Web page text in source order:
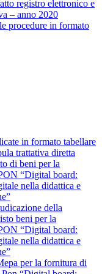
registro elettronico e
– anno 2020
procedure in formato
in formato tabellare
trattativa diretta
di beni per la
“Digital board:
nella didattica e
della
beni per la
“Digital board:
nella didattica e
per la fornitura di